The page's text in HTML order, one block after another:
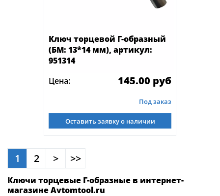
Ключ торцевой Г-образный
(БМ: 13*14 мм), артикул:
951314
Цена:
145.00 руб
Под заказ
Оставить заявку о наличии
1 2 > >>
Ключи торцевые Г-образные в интернет-
магазине Avtomtool.ru